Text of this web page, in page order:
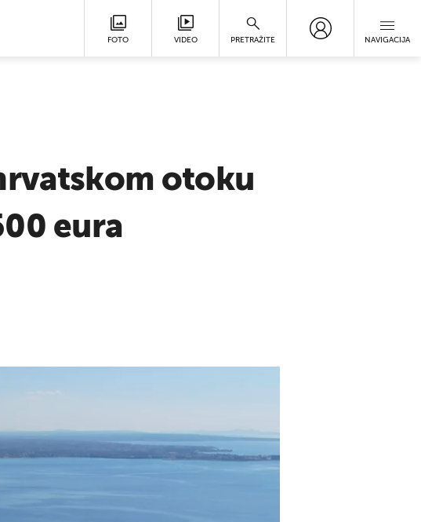
FOTO VIDEO PRETRAŽITE NAVIGACIJA
otoku
eura